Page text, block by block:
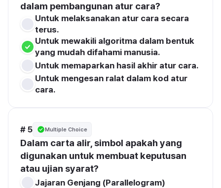
dalam pembangunan atur cara?
Untuk melaksanakan atur cara secara
terus.
Untuk mewakili algoritma dalam bentuk
yang mudah difahami manusia.
Untuk memaparkan hasil akhir atur cara.
Untuk mengesan ralat dalam kod atur
cara.
# 5 Multiple Choice
Dalam carta alir, simbol apakah yang
digunakan untuk membuat keputusan
atau ujian syarat?
Jajaran Genjang (Parallelogram)